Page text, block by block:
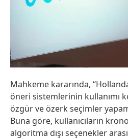
Mahkeme kararında,
öneri sistemlerinin kullanımı
özgür ve özerk seçimler
Buna göre, kullanıcıların
algoritma dışı seçenekler